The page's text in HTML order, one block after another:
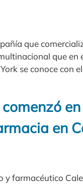
que
que en
se conoce con el
en
y farmacéutico